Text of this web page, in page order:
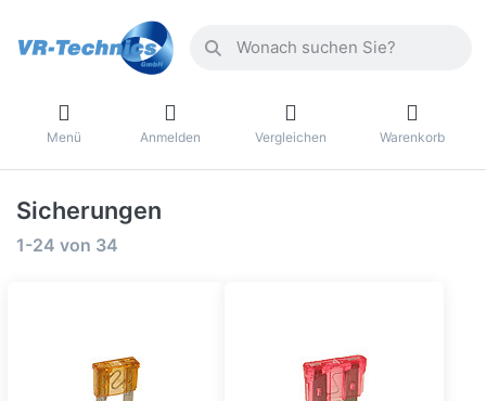
Menü Anmelden Vergleichen Warenkorb
Sicherungen
1-24 von 34